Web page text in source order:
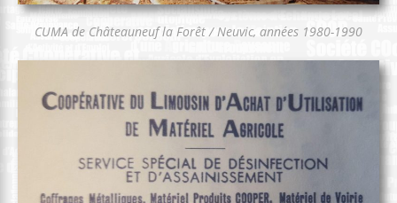
CUMA de Châteauneuf la Forêt / Neuvic, années 1980-1990